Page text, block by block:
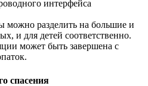
интерфейса
можно разделить на большие и
и для детей соответственно.
может быть завершена с
спасения